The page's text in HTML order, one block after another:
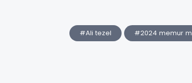
#Ali tezel #2024 memur